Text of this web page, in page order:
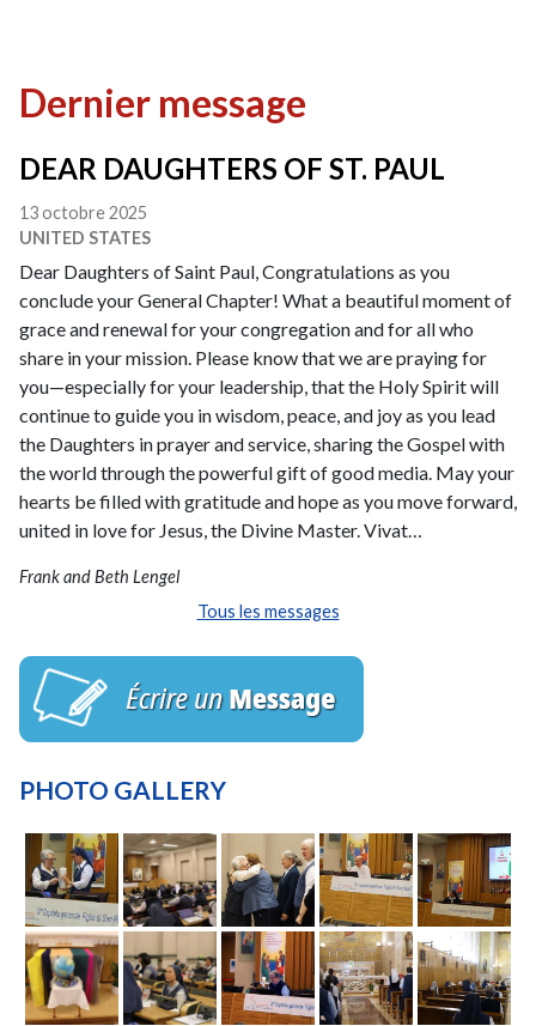
Dernier message
DEAR DAUGHTERS OF ST. PAUL
13 octobre 2025
UNITED STATES
Dear Daughters of Saint Paul, Congratulations as you
conclude your General Chapter! What a beautiful moment of
grace and renewal for your congregation and for all who
share in your mission. Please know that we are praying for
you—especially for your leadership, that the Holy Spirit will
continue to guide you in wisdom, peace, and joy as you lead
the Daughters in prayer and service, sharing the Gospel with
the world through the powerful gift of good media. May your
hearts be filled with gratitude and hope as you move forward,
united in love for Jesus, the Divine Master. Vivat…
Frank and Beth Lengel
Tous les messages
PHOTO GALLERY